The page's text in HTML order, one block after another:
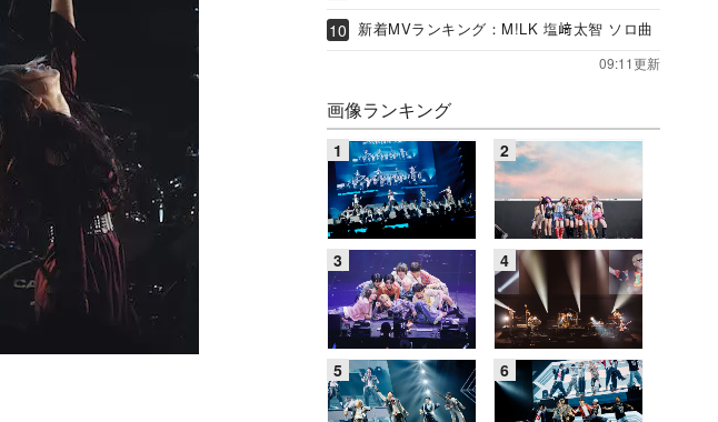
新着MVランキング：M!LK 塩﨑太智 ソロ曲
09:11更新
画像ランキング